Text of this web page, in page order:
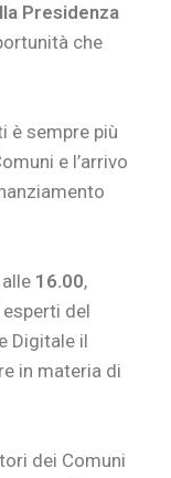
Presidenza
che
è sempre più
e l’arrivo
alle 16.00,
del
Digitale il
in materia di
dei Comuni